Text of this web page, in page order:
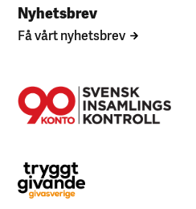
Nyhetsbrev
Få vårt nyhetsbrev